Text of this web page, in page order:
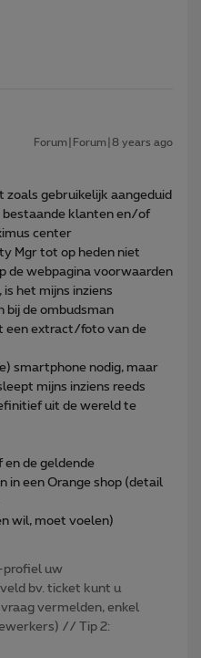
Forum|Forum|8 years ago
gebruikelijk aangeduid
klanten en/of
center
Mgr tot op heden niet
de webpagina voorwaarden
het mijns inziens
bij de ombudsman
een extract/foto van de
smartphone nodig, maar
mijns inziens reeds
uit de wereld te
de geldende
in een Orange shop (detail
wil, moet voelen)
profiel uw
bv. ticket kunt u
vermelden, enkel
// Tip 2: